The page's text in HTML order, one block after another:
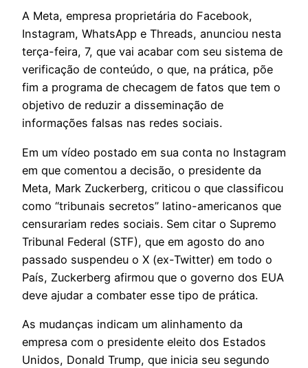
A Meta, empresa proprietária do Facebook,
Instagram, WhatsApp e Threads, anunciou nesta
terça-feira, 7, que vai acabar com seu sistema de
verificação de conteúdo, o que, na prática, põe
fim a programa de checagem de fatos que tem o
objetivo de reduzir a disseminação de
informações falsas nas redes sociais.
Em um vídeo postado em sua conta no Instagram
em que comentou a decisão, o presidente da
Meta, Mark Zuckerberg, criticou o que classificou
como “tribunais secretos” latino-americanos que
censurariam redes sociais. Sem citar o Supremo
Tribunal Federal (STF), que em agosto do ano
passado suspendeu o X (ex-Twitter) em todo o
País, Zuckerberg afirmou que o governo dos EUA
deve ajudar a combater esse tipo de prática.
As mudanças indicam um alinhamento da
empresa com o presidente eleito dos Estados
Unidos, Donald Trump, que inicia seu segundo